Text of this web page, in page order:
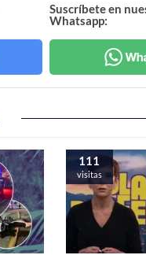
Suscríbete en
Whatsapp:
111
visitas